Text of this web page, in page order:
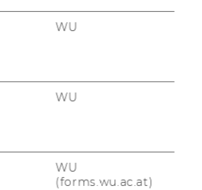
WU
WU
WU
(forms.wu.ac.at)